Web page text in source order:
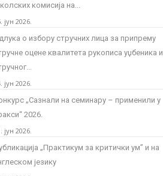
комисија на...
јун 2026.
о избору стручних лица за припрему
оцене квалитета рукописа уџбеника и
јун 2026.
„Сазнали на семинару – применили у
2026.
јун 2026.
„Практикум за критички ум” и на
језику